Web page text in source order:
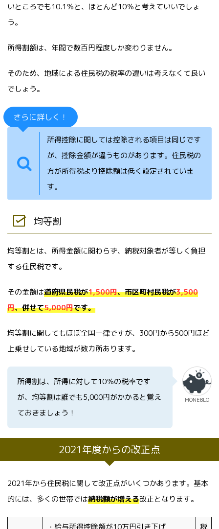
いところでも10.1％と、ほとんど10％と考えていいでしょ
う。
所得割額は、年間で数百円程度しか変わりません。
そのため、地域による住民税の税率の違いは考えなくて良い
でしょう。
さらに詳しく！
所得控除に関しては控除される項目は同じです
が、控除金額が違うものがあります。住民税の
方が所得税より控除額は低く設定されていま
す。
均等割
均等割とは、所得金額に関わらず、納税対象者が等しく負担
する住民税です。
その金額は道府県民税が1,500円、市区町村民税が3,500
円、併せて5,000円です。
均等割に関してもほぼ全国一律ですが、300円から500円ほど
上乗せしている地域が数カ所あります。
所得割は、所得に対して10％の税率です
が、均等割は誰でも5,000円がかかると覚え
ておきましょう！
MONEBLO
2021年度からの改正点
2021年から住民税に関して改正点がいくつかあります。基本
的には、多くの世帯では納税額が増える改正となります。
・給与所得控除額が10万円引き下げ 税